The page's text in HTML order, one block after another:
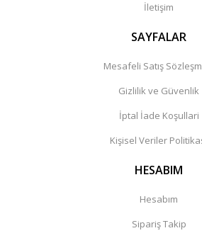
İletişim
SAYFALAR
Mesafeli Satış
Gizlilik ve Güvenlik
İptal İade Koşullari
Kişisel Veriler
HESABIM
Hesabım
Sipariş Takip